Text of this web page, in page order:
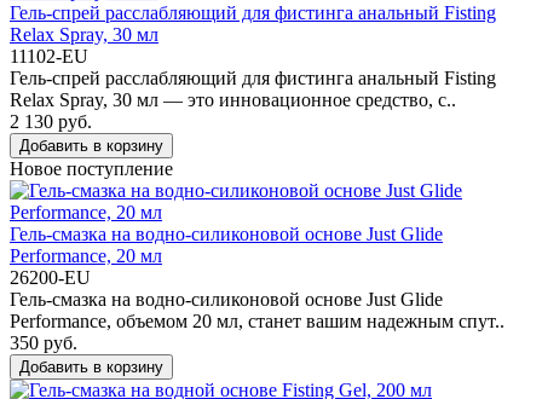
Гель-спрей расслабляющий для фистинга анальный Fisting
Relax Spray, 30 мл
11102-EU
Гель-спрей расслабляющий для фистинга анальный Fisting
Relax Spray, 30 мл — это инновационное средство, с..
2 130 руб.
Добавить в корзину
Новое поступление
Гель-смазка на водно-силиконовой основе Just Glide
Performance, 20 мл
26200-EU
Гель-смазка на водно-силиконовой основе Just Glide
Performance, объемом 20 мл, станет вашим надежным спут..
350 руб.
Добавить в корзину